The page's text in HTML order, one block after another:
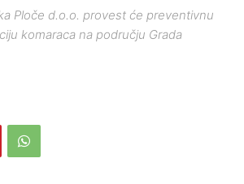
Ploče d.o.o. provest će preventivnu
komaraca na području Grada